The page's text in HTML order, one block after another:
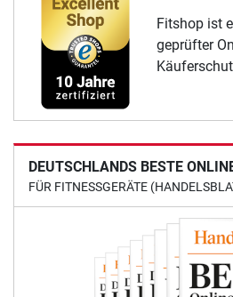
Fitshop ist
geprüfter
DEUTSCHLANDS BESTE
FÜR FITNESSGERÄTE